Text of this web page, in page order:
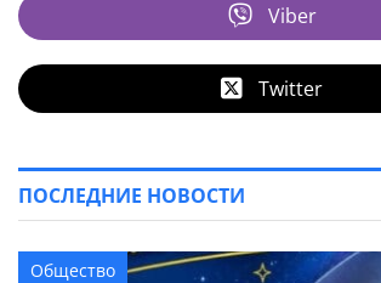
Viber
Twitter
ПОСЛЕДНИЕ НОВОСТИ
Общество